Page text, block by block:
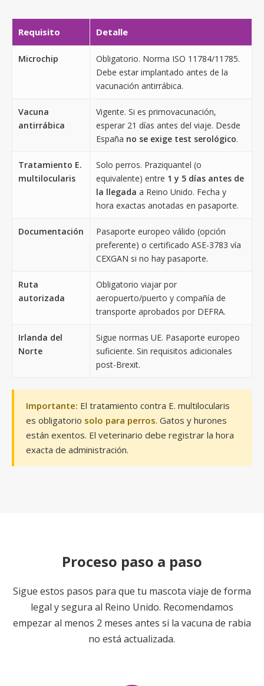
Requisito Detalle
Microchip
Obligatorio. Norma ISO 11784/11785.
Debe estar implantado antes de la
vacunación antirrábica.
Vacuna
antirrábica
Vigente. Si es primovacunación,
esperar 21 días antes del viaje. Desde
España no se exige test serológico.
Tratamiento E.
multilocularis
Solo perros. Praziquantel (o
equivalente) entre 1 y 5 días antes de
la llegada a Reino Unido. Fecha y
hora exactas anotadas en pasaporte.
Documentación
Pasaporte europeo válido (opción
preferente) o certificado ASE-3783 vía
CEXGAN si no hay pasaporte.
Ruta
autorizada
Obligatorio viajar por
aeropuerto/puerto y compañía de
transporte aprobados por DEFRA.
Irlanda del
Norte
Sigue normas UE. Pasaporte europeo
suficiente. Sin requisitos adicionales
post-Brexit.
Importante: El tratamiento contra E. multilocularis
es obligatorio solo para perros. Gatos y hurones
están exentos. El veterinario debe registrar la hora
exacta de administración.
Proceso paso a paso
Sigue estos pasos para que tu mascota viaje de forma
legal y segura al Reino Unido. Recomendamos
empezar al menos 2 meses antes si la vacuna de rabia
no está actualizada.